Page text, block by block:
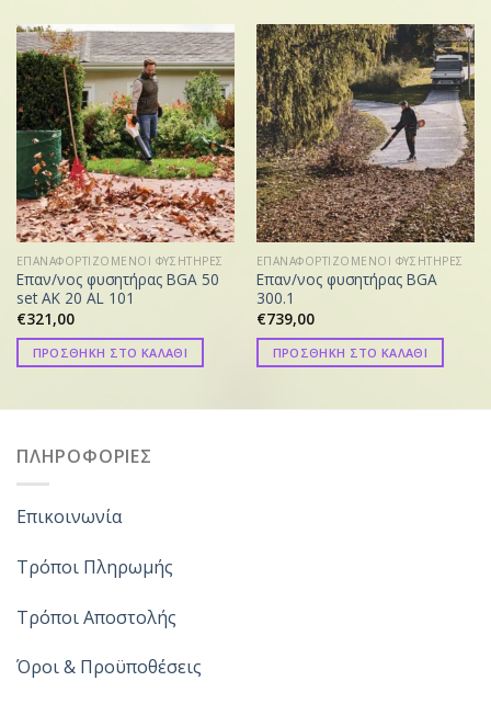
ΕΠΑΝΑΦΟΡΤΙΖΟΜΕΝΟΙ ΦΥΣΗΤΗΡΕΣ
Επαν/νος φυσητήρας BGA 50
set AK 20 AL 101
€321,00
ΠΡΟΣΘΗΚΗ ΣΤΟ ΚΑΛΑΘΙ
ΕΠΑΝΑΦΟΡΤΙΖΟΜΕΝΟΙ ΦΥΣΗΤΗΡΕΣ
Επαν/νος φυσητήρας BGA
300.1
€739,00
ΠΡΟΣΘΗΚΗ ΣΤΟ ΚΑΛΑΘΙ
ΠΛΗΡΟΦΟΡΙΕΣ
Επικοινωνία
Τρόποι Πληρωμής
Τρόποι Αποστολής
Όροι & Προϋποθέσεις